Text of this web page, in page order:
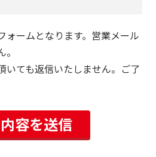
ォームとなります。営業メール
いても返信いたしません。ご了